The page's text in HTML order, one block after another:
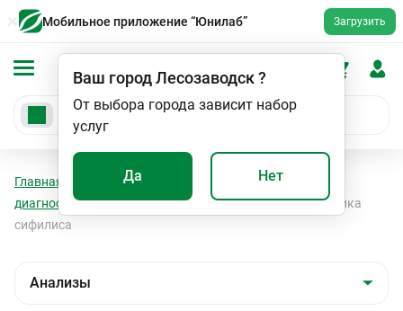
Мобильное приложение “Юнилаб” Загрузить
Ваш городЛесозаводск?
От выбора города зависит набор
услуг
Да Нет
Главная Анализы
Серологическая
диагностика инфекционных заболеваний
Диагностика
сифилиса